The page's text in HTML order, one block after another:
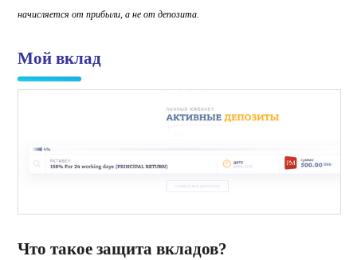
начисляется от прибыли, а не от депозита.
Мой вклад
Что такое защита вкладов?